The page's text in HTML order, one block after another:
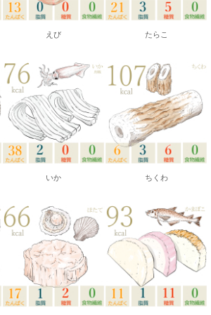
えび
いか
たらこ
ちくわ